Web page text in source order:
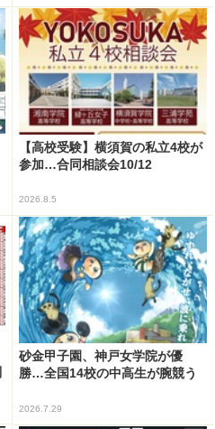
【高校受験】横須賀の私立4校が
参加…合同相談会10/12
2026.8.5
砂金甲子園、神戸女学院が優
勝…全国14校の中高生が腕競う
2026.7.29